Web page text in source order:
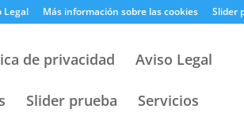
Legal Más información sobre las cookies Slider
de privacidad Aviso Legal
Slider prueba Servicios